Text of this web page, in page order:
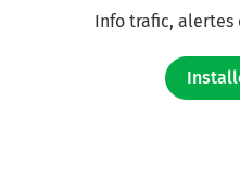
Info trafic, alertes